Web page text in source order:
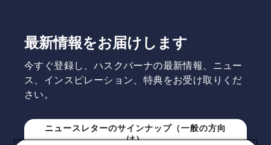
最新情報をお届けします
今すぐ登録し、ハスクバーナの最新情報、ニュー
ス、インスピレーション、特典をお受け取りくだ
さい。
ニュースレターのサインナップ（一般の方向
け）